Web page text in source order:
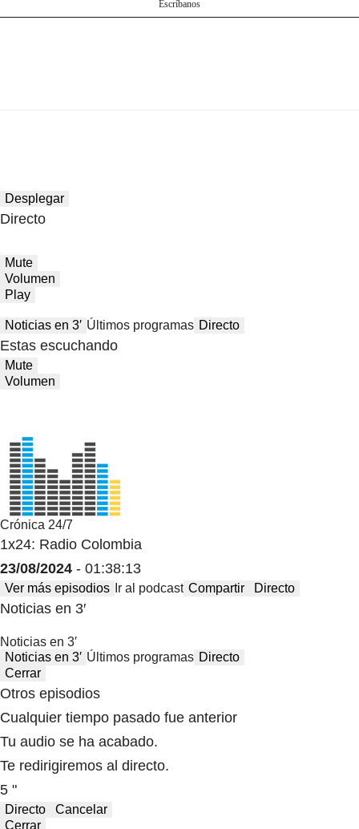
Escríbanos
Desplegar
Directo
Mute
Volumen
Play
Noticias en 3′ Últimos programas Directo
Estas escuchando
Mute
Volumen
Crónica 24/7
1x24: Radio Colombia
23/08/2024 - 01:38:13
Ver más episodios Ir al podcast Compartir Directo
Noticias en 3′
Noticias en 3′
Noticias en 3′ Últimos programas Directo
Cerrar
Otros episodios
Cualquier tiempo pasado fue anterior
Tu audio se ha acabado.
Te redirigiremos al directo.
5 "
Directo
Cancelar
Cerrar